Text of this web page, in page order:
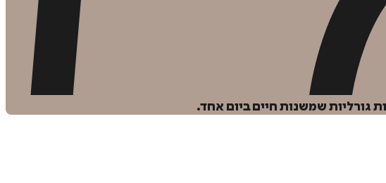
גורליות שמשנות חיים ביום אחד.